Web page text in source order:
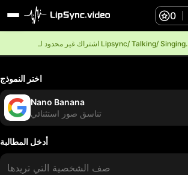
اشتراك غير محدود لـ Lipsync/ Talking/ Singing.
0
اختر النموذج
Nano Banana
تناسق صور استثنائي
أدخل المطالبة